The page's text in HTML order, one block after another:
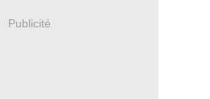
Publicité